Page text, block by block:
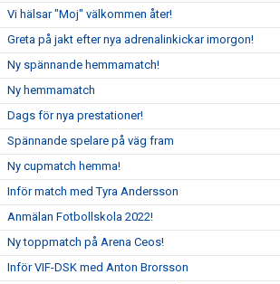
Vi hälsar "Moj" välkommen åter!
Greta på jakt efter nya adrenalinkickar imorgon!
Ny spännande hemmamatch!
Ny hemmamatch
Dags för nya prestationer!
Spännande spelare på väg fram
Ny cupmatch hemma!
Inför match med Tyra Andersson
Anmälan Fotbollskola 2022!
Ny toppmatch på Arena Ceos!
Inför VIF-DSK med Anton Brorsson